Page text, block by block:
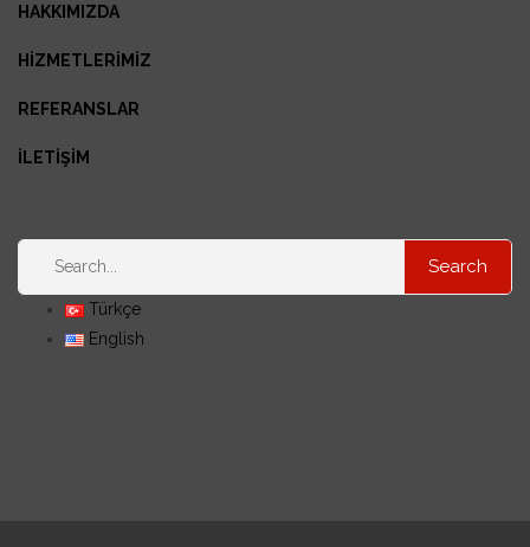
HAKKIMIZDA
HİZMETLERİMİZ
REFERANSLAR
İLETİŞİM
Türkçe
English